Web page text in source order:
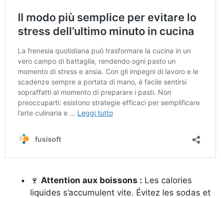
🍷 Attention aux boissons : Les calories
liquides s’accumulent vite. Évitez les sodas et